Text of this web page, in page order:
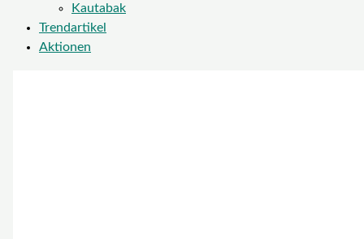
Kautabak
Trendartikel
Aktionen